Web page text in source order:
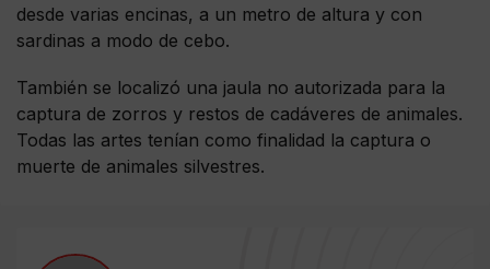
desde varias encinas, a un metro de altura y con
sardinas a modo de cebo.
También se localizó una jaula no autorizada para la
captura de zorros y restos de cadáveres de animales.
Todas las artes tenían como finalidad la captura o
muerte de animales silvestres.